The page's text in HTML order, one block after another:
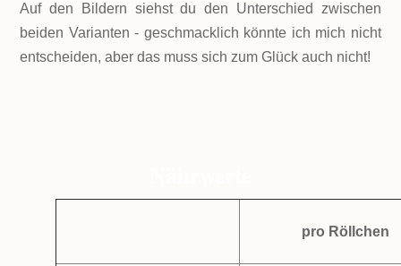
Auf den Bildern siehst du den Unterschied zwischen
beiden Varianten - geschmacklich könnte ich mich nicht
entscheiden, aber das muss sich zum Glück auch nicht!
pro Röllchen